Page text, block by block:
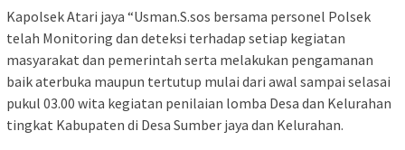
Kapolsek Atari jaya “Usman.S.sos bersama personel Polsek
telah Monitoring dan deteksi terhadap setiap kegiatan
masyarakat dan pemerintah serta melakukan pengamanan
baik aterbuka maupun tertutup mulai dari awal sampai selasai
pukul 03.00 wita kegiatan penilaian lomba Desa dan Kelurahan
tingkat Kabupaten di Desa Sumber jaya dan Kelurahan.